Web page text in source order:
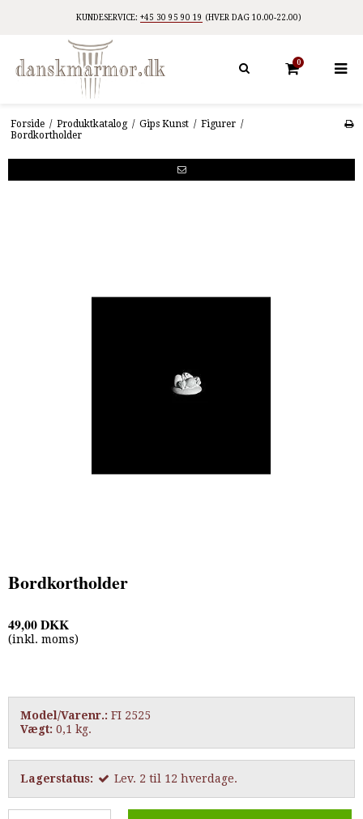
KUNDESERVICE: +45 30 95 90 19 (HVER DAG 10.00-22.00)
0
Forside / Produktkatalog / Gips Kunst / Figurer /
Bordkortholder
Bordkortholder
49,00 DKK
(inkl. moms)
Model/Varenr.: FI 2525
Vægt: 0,1 kg.
Lagerstatus: Lev. 2 til 12 hverdage.